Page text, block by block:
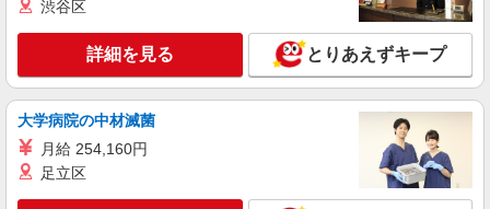
渋谷区
詳細を見る とりあえずキープ
大学病院の中材滅菌
月給 254,160円
足立区